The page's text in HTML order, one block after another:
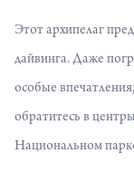
Этот архипелаг
дайвинга. Даже
особые
обратитесь в
Национальном